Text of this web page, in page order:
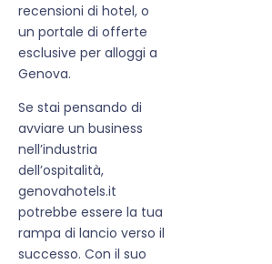
recensioni di hotel, o
un portale di offerte
esclusive per alloggi a
Genova.
Se stai pensando di
avviare un business
nell’industria
dell’ospitalità,
genovahotels.it
potrebbe essere la tua
rampa di lancio verso il
successo. Con il suo